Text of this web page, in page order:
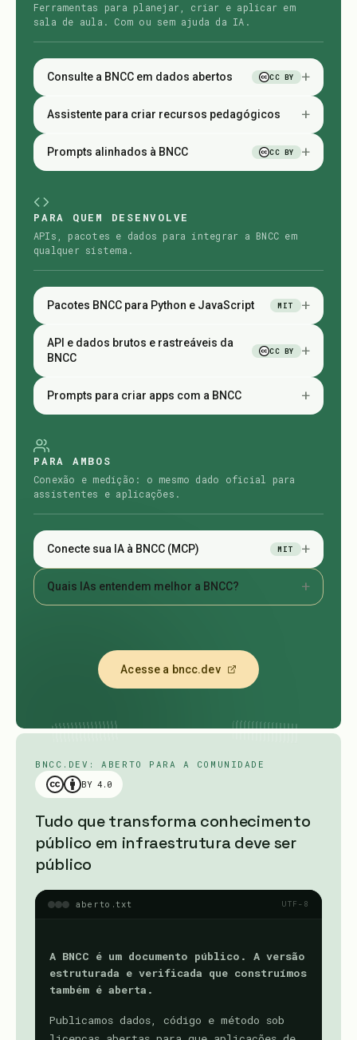
Ferramentas para planejar, criar e aplicar em
sala de aula. Com ou sem ajuda da IA.
Consulte a BNCC em dados abertos CC BY +
Assistente para criar recursos pedagógicos +
Prompts alinhados à BNCC CC BY +
PARA QUEM DESENVOLVE
APIs, pacotes e dados para integrar a BNCC em
qualquer sistema.
Pacotes BNCC para Python e JavaScript MIT +
API e dados brutos e rastreáveis da
BNCC
CC BY +
Prompts para criar apps com a BNCC +
PARA AMBOS
Conexão e medição: o mesmo dado oficial para
assistentes e aplicações.
Conecte sua IA à BNCC (MCP) MIT +
Quais IAs entendem melhor a BNCC? +
Acesse a bncc.dev
BNCC.DEV: ABERTO PARA A COMUNIDADE
BY 4.0
Tudo que transforma conhecimento
público em infraestrutura deve ser
público
aberto.txt UTF-8
A BNCC é um documento público. A versão
estruturada e verificada que construímos
também é aberta.
Publicamos dados, código e método sob